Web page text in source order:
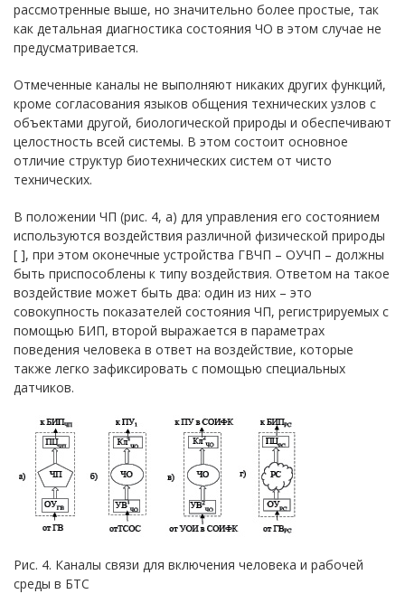
рассмотренные выше, но значительно более простые, так
как детальная диагностика состояния ЧО в этом случае не
предусматривается.
Отмеченные каналы не выполняют никаких других функций,
кроме согласования языков общения технических узлов с
объектами другой, биологической природы и обеспечивают
целостность всей системы. В этом состоит основное
отличие структур биотехнических систем от чисто
технических.
В положении ЧП (рис. 4, а) для управления его состоянием
используются воздействия различной физической природы
[ ], при этом оконечные устройства ГВЧП – ОУЧП – должны
быть приспособлены к типу воздействия. Ответом на такое
воздействие может быть два: один из них – это
совокупность показателей состояния ЧП, регистрируемых с
помощью БИП, второй выражается в параметрах
поведения человека в ответ на воздействие, которые
также легко зафиксировать с помощью специальных
датчиков.
Рис. 4. Каналы связи для включения человека и рабочей
среды в БТС